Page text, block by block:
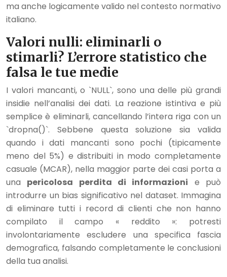
ma anche logicamente valido nel contesto normativo
italiano.
Valori nulli: eliminarli o
stimarli? L’errore statistico che
falsa le tue medie
I valori mancanti, o `NULL`, sono una delle più grandi
insidie nell’analisi dei dati. La reazione istintiva e più
semplice è eliminarli, cancellando l’intera riga con un
`dropna()`. Sebbene questa soluzione sia valida
quando i dati mancanti sono pochi (tipicamente
meno del 5%) e distribuiti in modo completamente
casuale (MCAR), nella maggior parte dei casi porta a
una pericolosa perdita di informazioni e può
introdurre un bias significativo nel dataset. Immagina
di eliminare tutti i record di clienti che non hanno
compilato il campo « reddito »: potresti
involontariamente escludere una specifica fascia
demografica, falsando completamente le conclusioni
della tua analisi.